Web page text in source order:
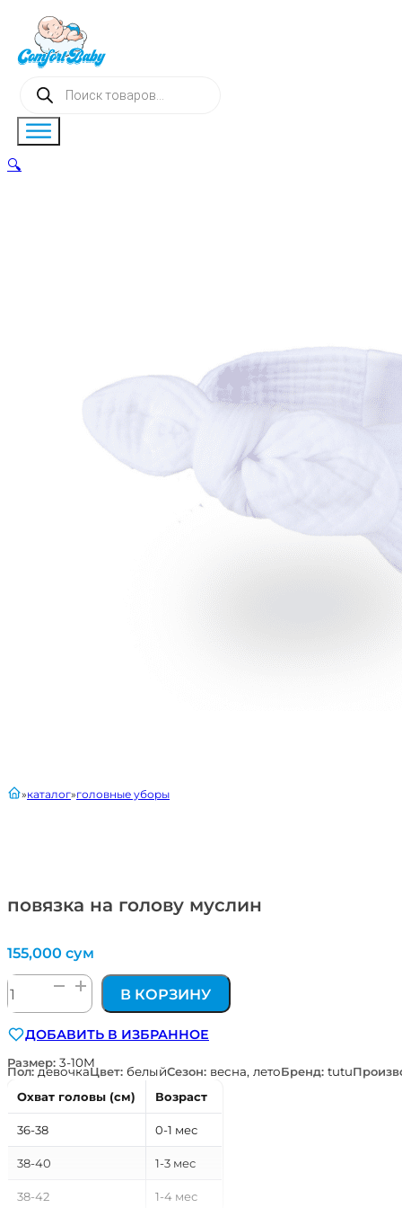
Поиск
товаров
повязка на голову муслин
главнаякаталог головные уборы
155,000 сум
Количество
товара
на
голову
муслин
В КОРЗИНУ
ДОБАВИТЬ В ИЗБРАННОЕ
Размер: 3-10М
Пол:девочкаЦвет: белыйСезон: весна, летоБренд: tutu
Охват головы (см)
Возраст
36-38 0-1 мес
38-40 1-3 мес
38-42 1-4 мес
🔍